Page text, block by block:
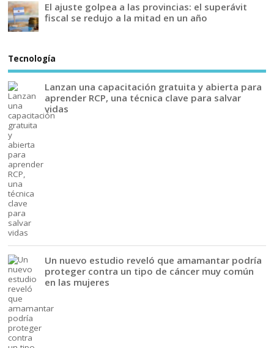
El ajuste golpea a las provincias: el superávit
fiscal se redujo a la mitad en un año
Tecnología
Lanzan una capacitación gratuita y abierta para
aprender RCP, una técnica clave para salvar
vidas
Un nuevo estudio reveló que amamantar podría
proteger contra un tipo de cáncer muy común
en las mujeres